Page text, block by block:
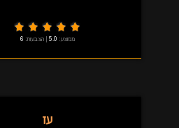
ממוצע: 5.0
|הצבעות: 6
עז